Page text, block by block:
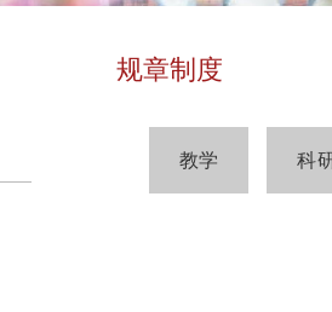
规章制度
教学 科